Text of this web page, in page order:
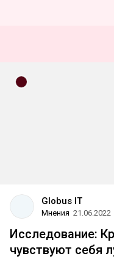
Globus IT
Мнения 21.06.2022
Исследование:
чувствуют себя